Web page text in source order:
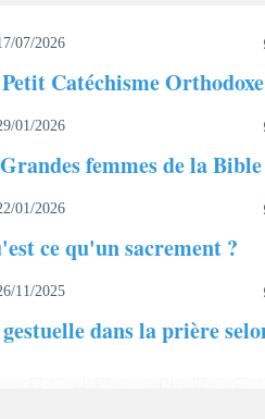
07/2026
Catéchisme Orthodoxe
01/2026
femmes de la Bible
01/2026
ce qu'un sacrement ?
11/2025